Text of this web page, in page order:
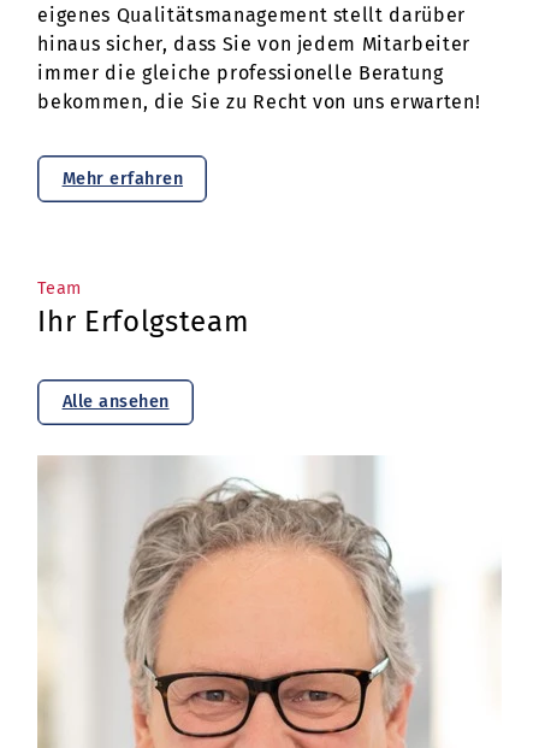
eigenes Qualitätsmanagement stellt darüber
hinaus sicher, dass Sie von jedem Mitarbeiter
immer die gleiche professionelle Beratung
bekommen, die Sie zu Recht von uns erwarten!
Mehr erfahren
Team
Ihr Erfolgsteam
Alle ansehen